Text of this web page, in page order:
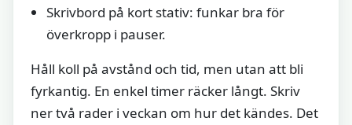
Skrivbord på kort stativ: funkar bra för
överkropp i pauser.
Håll koll på avstånd och tid, men utan att bli
fyrkantig. En enkel timer räcker långt. Skriv
ner två rader i veckan om hur det kändes. Det